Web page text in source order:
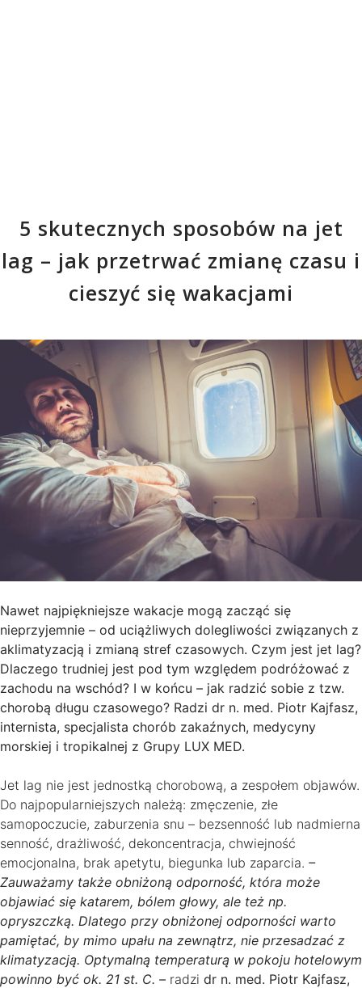
5 skutecznych sposobów na jet
lag – jak przetrwać zmianę czasu i
cieszyć się wakacjami
Nawet najpiękniejsze wakacje mogą zacząć się
nieprzyjemnie – od uciążliwych dolegliwości związanych z
aklimatyzacją i zmianą stref czasowych. Czym jest jet lag?
Dlaczego trudniej jest pod tym względem podróżować z
zachodu na wschód? I w końcu – jak radzić sobie z tzw.
chorobą długu czasowego? Radzi dr n. med. Piotr Kajfasz,
internista, specjalista chorób zakaźnych, medycyny
morskiej i tropikalnej z Grupy LUX MED.
Jet lag nie jest jednostką chorobową, a zespołem objawów.
Do najpopularniejszych należą: zmęczenie, złe
samopoczucie, zaburzenia snu – bezsenność lub nadmierna
senność, drażliwość, dekoncentracja, chwiejność
emocjonalna, brak apetytu, biegunka lub zaparcia. –
Zauważamy także obniżoną odporność, która może
objawiać się katarem, bólem głowy, ale też np.
opryszczką. Dlatego przy obniżonej odporności warto
pamiętać, by mimo upału na zewnątrz, nie przesadzać z
klimatyzacją. Optymalną temperaturą w pokoju hotelowym
powinno być ok. 21 st. C. – radzi dr n. med. Piotr Kajfasz,